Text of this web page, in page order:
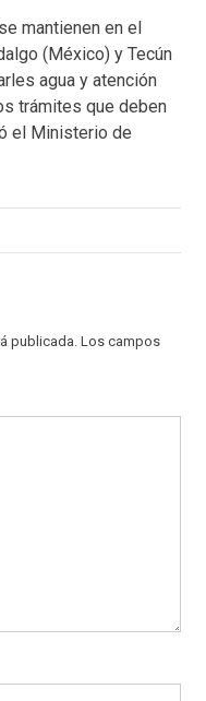
mantienen en el
(México) y Tecún
agua y atención
trámites que deben
el Ministerio de
publicada. Los campos